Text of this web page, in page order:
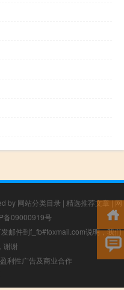
by 网站分类目录 | 精选推荐文章|网
备09000919号
邮件到f_fb#foxmail.com说明，我们
谢谢
利性广告及商业合作